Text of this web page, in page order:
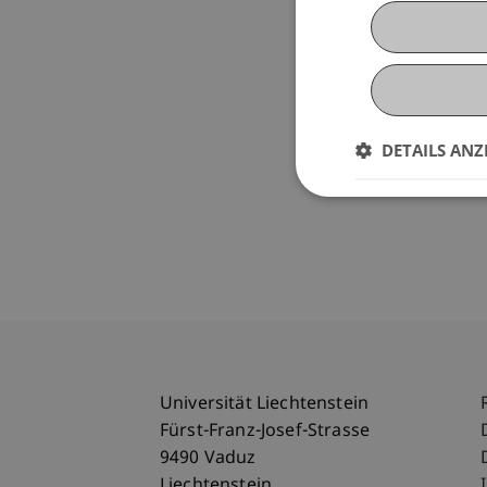
Universität Liechtenstein
Fürst-Franz-Josef-Strasse
9490 Vaduz
DETAILS